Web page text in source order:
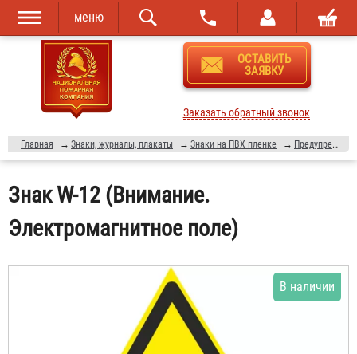
Перейти к
основному
содержанию
Skip to
navigation
меню
ОСТАВИТЬ
ЗАЯВКУ
Заказать обратный звонок
Главная → Знаки, журналы, плакаты → Знаки на ПВХ пленке → Предупреждающие знаки
Знак W-12 (Внимание.
Электромагнитное поле)
В наличии